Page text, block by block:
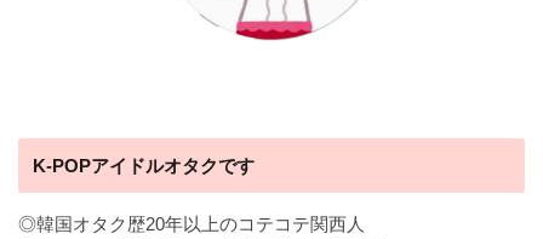
K-POPアイドルオタクです
◎韓国オタク歴20年以上のコテコテ関西人